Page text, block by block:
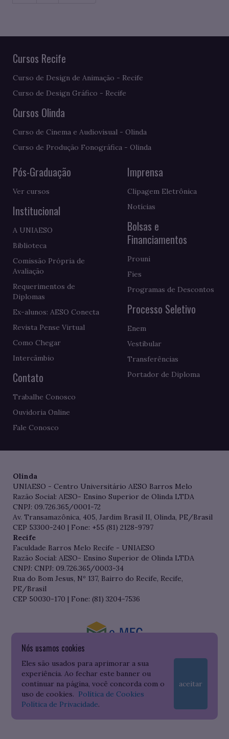
Nós usamos cookies
Eles são usados para aprimorar a sua
experiência. Ao fechar este banner ou
continuar na página, você concorda com o
uso de cookies. Política de Cookies
Política de Privacidade.
aceitar
Cursos Recife
Curso de Design de Animação - Recife
Curso de Design Gráfico - Recife
Cursos Olinda
Curso de Cinema e Audiovisual - Olinda
Curso de Produção Fonográfica - Olinda
Pós-Graduação
Ver cursos
Institucional
A UNIAESO
Biblioteca
Comissão Própria de
Avaliação
Requerimentos de
Diplomas
Ex-alunos: AESO Conecta
Revista Pense Virtual
Como Chegar
Intercâmbio
Contato
Trabalhe Conosco
Ouvidoria Online
Fale Conosco
Imprensa
Clipagem Eletrônica
Notícias
Bolsas e
Financiamentos
Prouni
Fies
Programas de Descontos
Processo Seletivo
Enem
Vestibular
Transferências
Portador de Diploma
Olinda
UNIAESO - Centro Universitário AESO Barros Melo
Razão Social: AESO- Ensino Superior de Olinda LTDA
CNPJ: 09.726.365/0001-72
Av. Transamazônica, 405, Jardim Brasil II, Olinda, PE/Brasil
CEP 53300-240 | Fone: +55 (81) 2128-9797
Recife
Faculdade Barros Melo Recife - UNIAESO
Razão Social: AESO- Ensino Superior de Olinda LTDA
CNPJ: CNPJ: 09.726.365/0003-34
Rua do Bom Jesus, Nº 137, Bairro do Recife, Recife,
PE/Brasil
CEP 50030-170 | Fone: (81) 3204-7536
Consulte o cadastro da Instituição no Sistema do e-MEC